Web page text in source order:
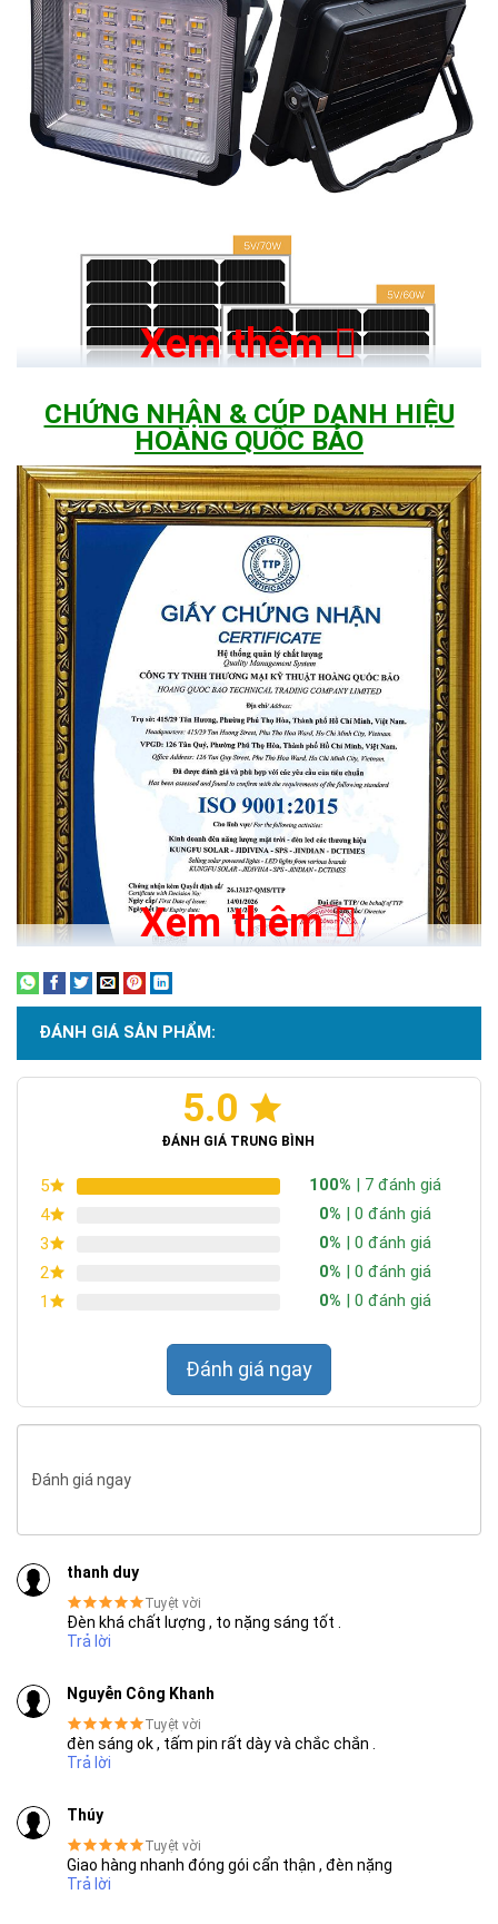
Tấm pin mặt trời loại A+
Thế hệ mới, hiệu quả hấp thu cao. Tuổi thọ lên đến 25 năm
Tấm Pin Mặt Trời loại A+, đường cong IV hoàn chỉnh. Hiệu suất
Tấm pin năng lượng mặt trời sử dụng chip đặc biệt phù hợp
cho việc phát điện vào ngày mây, có hiệu quả phát điện tốt
trong ánh sáng yếu.
Xem thêm
CHỨNG NHẬN & CÚP DANH HIỆU
HOÀNG QUỐC BẢO
Chứng nhận ISO 9001:2015
SẢN PHẨM CHẤT LƯỢNG - DỊCH VỤ TIN DÙNG LẦN VII - 2020
Xem thêm
ĐÁNH GIÁ SẢN PHẨM:
5.0
ĐÁNH GIÁ TRUNG BÌNH
5 100% | 7 đánh giá
4
0% | 0 đánh giá
3
0% | 0 đánh giá
2
0% | 0 đánh giá
1
0% | 0 đánh giá
Đánh giá ngay
Đánh giá ngay
thanh duy
Tuyệt vời
Đèn khá chất lượng , to nặng sáng tốt .
Trả lời
Nguyễn Công Khanh
Tuyệt vời
đèn sáng ok , tấm pin rất dày và chắc chắn .
Trả lời
Thúy
Tuyệt vời
Giao hàng nhanh đóng gói cẩn thận , đèn nặng
Trả lời